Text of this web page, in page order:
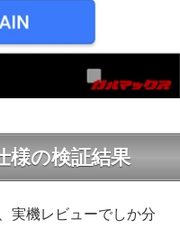
様の検証結果
実機レビューでしか分